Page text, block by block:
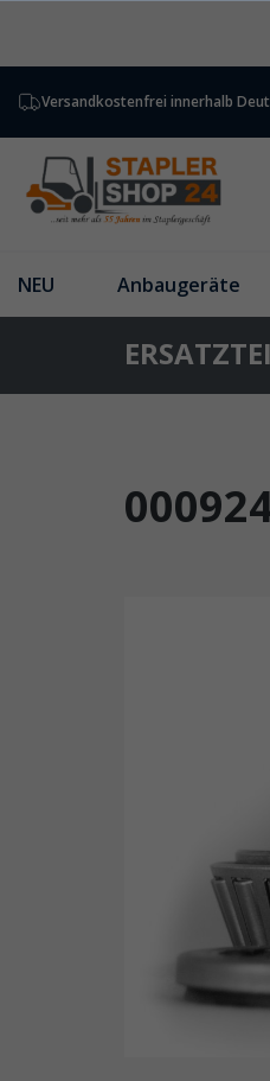
Versandkostenfrei innerhalb
NEU Anbaugeräte